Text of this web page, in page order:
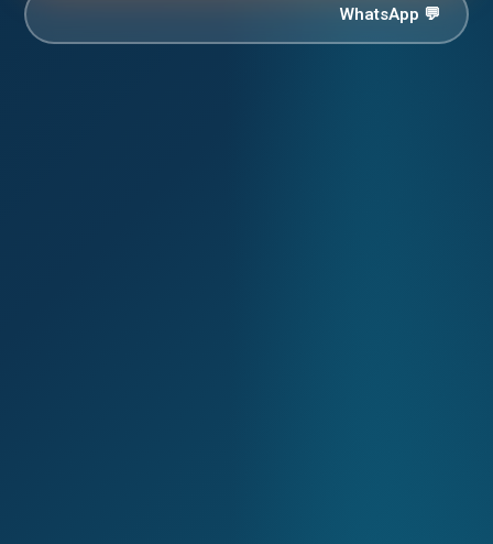
💬 WhatsApp